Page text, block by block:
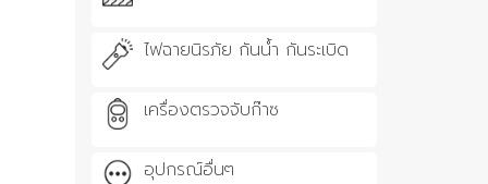
ไฟฉายนิรภัย กันน้ำ กันระเบิด
เครื่องตรวจจับก๊าซ
อุปกรณ์อื่นๆ